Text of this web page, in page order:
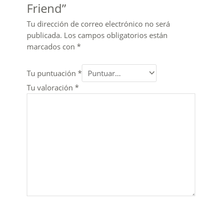
Friend”
Tu dirección de correo electrónico no será
publicada. Los campos obligatorios están
marcados con *
Tu puntuación *
Tu valoración *